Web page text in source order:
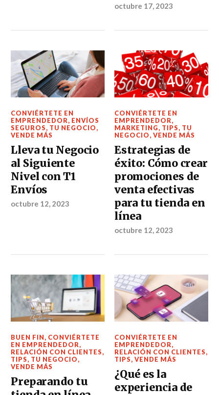
octubre 17, 2023
CONVIÉRTETE EN
EMPRENDEDOR, ENVÍOS
SEGUROS, TU NEGOCIO,
VENDE MÁS
Lleva tu Negocio
al Siguiente
Nivel con T1
Envíos
octubre 12, 2023
CONVIÉRTETE EN
EMPRENDEDOR,
MARKETING, TIPS, TU
NEGOCIO,VENDE MÁS
Estrategias de
éxito: Cómo crear
promociones de
venta efectivas
para tu tienda en
línea
octubre 12, 2023
BUEN FIN, CONVIÉRTETE
EN EMPRENDEDOR,
RELACIÓN CON CLIENTES,
TIPS, TU NEGOCIO,
VENDE MÁS
Preparando tu
CONVIÉRTETE EN
EMPRENDEDOR,
RELACIÓN CON CLIENTES,
TIPS,VENDE MÁS
¿Qué es la
experiencia de